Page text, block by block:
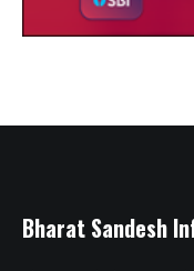
Bharat Sandesh